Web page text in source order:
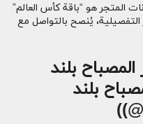
المتجر هو “باقة كأس العالم”
التفصيلية، يُنصح بالتواصل مع
بلند